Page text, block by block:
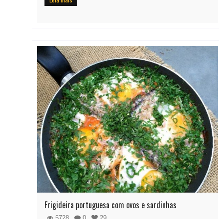
Frigideira portuguesa com ovos e sardinhas